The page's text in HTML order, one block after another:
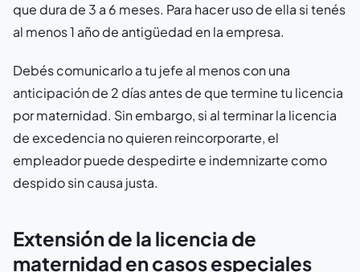
que dura de 3 a 6 meses. Para hacer uso de ella si tenés
al menos 1 año de antigüedad en la empresa.
Debés comunicarlo a tu jefe al menos con una
anticipación de 2 días antes de que termine tu licencia
por maternidad. Sin embargo, si al terminar la licencia
de excedencia no quieren reincorporarte, el
empleador puede despedirte e indemnizarte como
despido sin causa justa.
Extensión de la licencia de
maternidad en casos especiales